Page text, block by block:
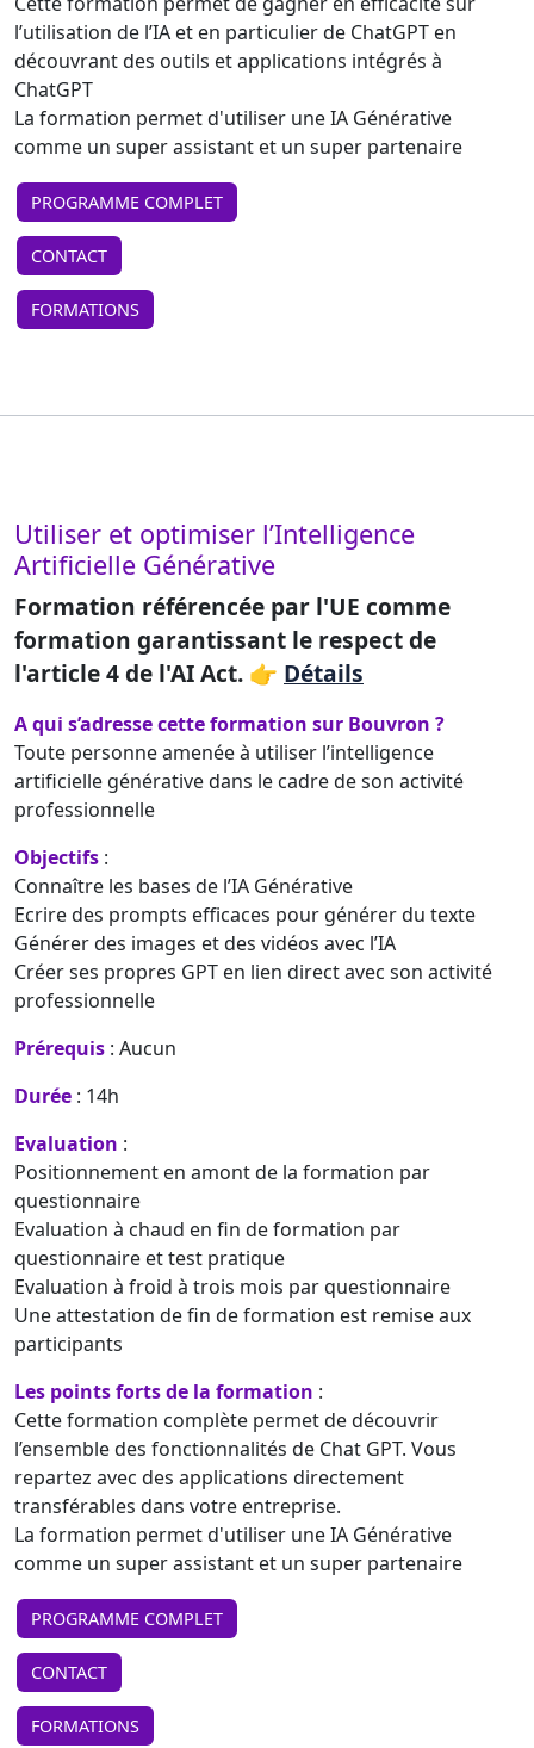
l’utilisation de l’IA et en particulier de ChatGPT en
découvrant des outils et applications intégrés à
ChatGPT
La formation permet d'utiliser une IA Générative
comme un super assistant et un super partenaire
PROGRAMME COMPLET
CONTACT
FORMATIONS
Utiliser et optimiser l’Intelligence
Artificielle Générative
Formation référencée par l'UE comme
formation garantissant le respect de
l'article 4 de l'AI Act. 👉 Détails
A qui s’adresse cette formation sur Bouvron ?
Toute personne amenée à utiliser l’intelligence
artificielle générative dans le cadre de son activité
professionnelle
Objectifs :
Connaître les bases de l’IA Générative
Ecrire des prompts efficaces pour générer du texte
Générer des images et des vidéos avec l’IA
Créer ses propres GPT en lien direct avec son activité
professionnelle
Prérequis : Aucun
Durée : 14h
Evaluation :
Positionnement en amont de la formation par
questionnaire
Evaluation à chaud en fin de formation par
questionnaire et test pratique
Evaluation à froid à trois mois par questionnaire
Une attestation de fin de formation est remise aux
participants
Les points forts de la formation :
Cette formation complète permet de découvrir
l’ensemble des fonctionnalités de Chat GPT. Vous
repartez avec des applications directement
transférables dans votre entreprise.
La formation permet d'utiliser une IA Générative
comme un super assistant et un super partenaire
PROGRAMME COMPLET
CONTACT
FORMATIONS